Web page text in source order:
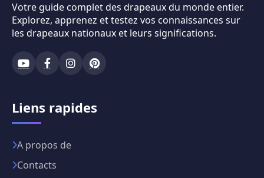
Votre guide complet des drapeaux du monde entier.
Explorez, apprenez et testez vos connaissances sur
les drapeaux nationaux et leurs significations.
Liens rapides
A propos de
Contacts